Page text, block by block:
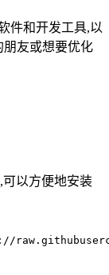
件和开发工具,以
朋友或想要优化
可以方便地安装